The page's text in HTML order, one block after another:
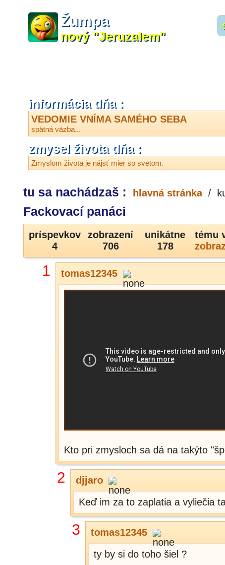
Žumpa
nový "Jeruzalem"
informácia dňa :
VEDOMIE VNÍMA SAMÉHO SEBA
spätná väzba...
zmysel života dňa :
Zmyslom života je nájsť mier so svetom.
tu sa nachádzaš : hlavná stránka /
Fackovací panáci
príspevkov
4
zobrazení
706
unikátne
178
tému
1 tomas12345
Kto pri zmysloch sa dá na takýto
2 djjaro
Keď im za to zaplatia a vyliečia
3 tomas12345
ty by si do toho šiel ?